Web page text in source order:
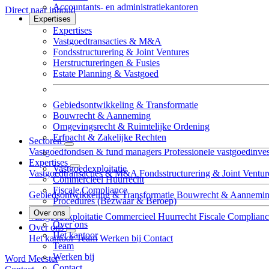
Direct naar inhoud
Sectoren
Vastgoedfondsen & fund managers Professionele
Expertises
Vastgoed­transacties & M&A Fondsstructurering & Joint
Gebieds­ontwikkeling & Transformatie Bouwrecht &
Vastgoedexploitatie Commercieel Huurrecht Fiscale
Over ons
Het kantoor Team Werken bij Contact
Word Meester
Accountants- en administratiekantoren
Expertises
Expertises
Vastgoed­transacties & M&A
Fondsstructurering & Joint Ventures
Herstructureringen & Fusies
Estate Planning & Vastgoed
Gebieds­ontwikkeling & Transformatie
Bouwrecht & Aanneming
Omgevingsrecht & Ruimtelijke Ordening
Erfpacht & Zakelijke Rechten
Vastgoedexploitatie
Commercieel Huurrecht
Fiscale Compliance
Procedures (Bezwaar & Beroep)
Over ons
Over ons
Het kantoor
Team
Werken bij